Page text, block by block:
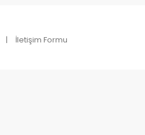
İletişim Formu